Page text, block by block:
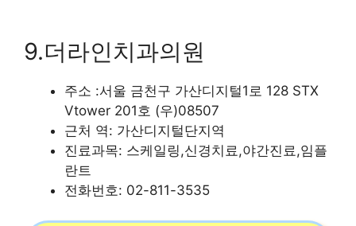
9.더라인치과의원
주소 :서울 금천구 가산디지털1로 128 STX
Vtower 201호 (우)08507
근처 역: 가산디지털단지역
진료과목: 스케일링,신경치료,야간진료,임플
란트
전화번호: 02-811-3535